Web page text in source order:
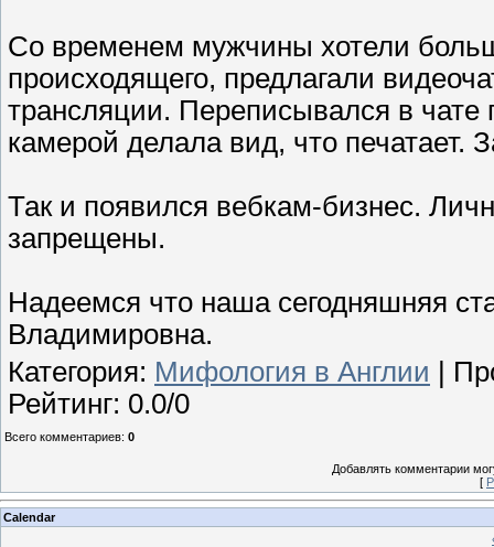
Со временем мужчины хотели
происходящего, предлагали
трансляции. Переписывался в
камерой делала вид, что печатает.
Так и появился вебкам-бизнес.
запрещены.
Надеемся что наша сегодняшняя
Владимировна.
Категория: Мифология в Англии
Рейтинг: 0.0/0
Всего комментариев: 0
Добавлять комментарии
[
Calendar